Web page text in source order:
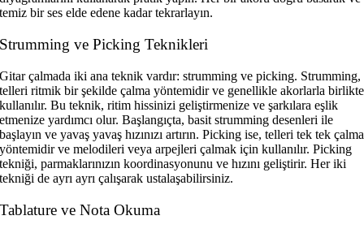
temiz bir ses elde edene kadar tekrarlayın.
Strumming ve Picking Teknikleri
Gitar çalmada iki ana teknik vardır: strumming ve picking. Strumming,
telleri ritmik bir şekilde çalma yöntemidir ve genellikle akorlarla birlikte
kullanılır. Bu teknik, ritim hissinizi geliştirmenize ve şarkılara eşlik
etmenize yardımcı olur. Başlangıçta, basit strumming desenleri ile
başlayın ve yavaş yavaş hızınızı artırın. Picking ise, telleri tek tek çalma
yöntemidir ve melodileri veya arpejleri çalmak için kullanılır. Picking
tekniği, parmaklarınızın koordinasyonunu ve hızını geliştirir. Her iki
tekniği de ayrı ayrı çalışarak ustalaşabilirsiniz.
Tablature ve Nota Okuma